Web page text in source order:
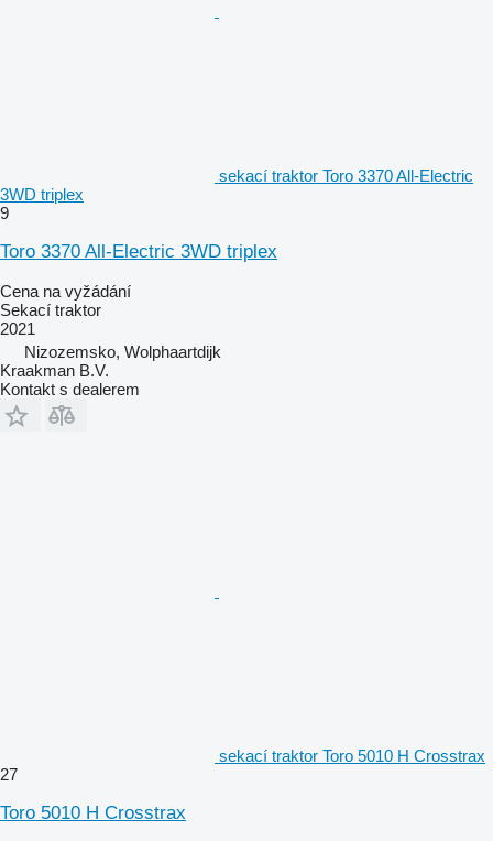
sekací traktor Toro 3370 All-Electric
3WD triplex
9
Toro 3370 All-Electric 3WD triplex
Cena na vyžádání
Sekací traktor
2021
Nizozemsko, Wolphaartdijk
Kraakman B.V.
Kontakt s dealerem
sekací traktor Toro 5010 H Crosstrax
27
Toro 5010 H Crosstrax